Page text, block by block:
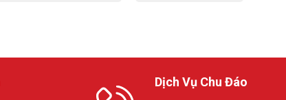
Dịch Vụ Chu Đáo